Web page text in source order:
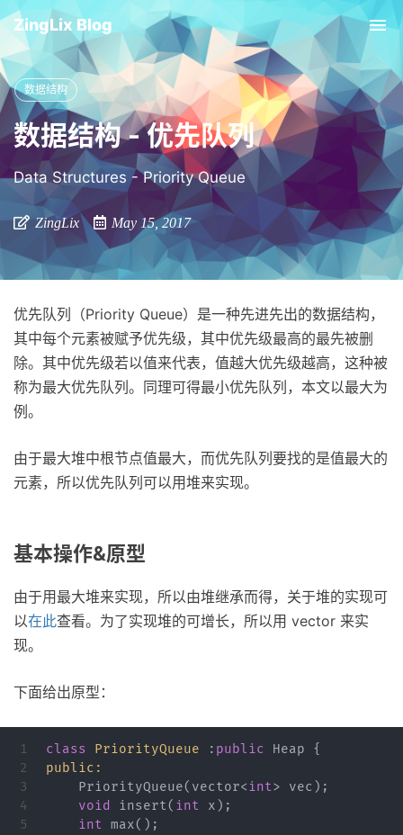
ZingLix Blog
数据结构
数据结构 - 优先队列
Data Structures - Priority Queue
ZingLix May 15, 2017
优先队列（Priority Queue）是一种先进先出的数据结构，
其中每个元素被赋予优先级，其中优先级最高的最先被删
除。其中优先级若以值来代表，值越大优先级越高，这种被
称为最大优先队列。同理可得最小优先队列，本文以最大为
例。
由于最大堆中根节点值最大，而优先队列要找的是值最大的
元素，所以优先队列可以用堆来实现。
基本操作&原型
由于用最大堆来实现，所以由堆继承而得，关于堆的实现可
以在此查看。为了实现堆的可增长，所以用 vector 来实
现。
下面给出原型：
1
2
3
4
5
class PriorityQueue : public Heap
{
public:
PriorityQueue( vector<int> vec );
void
insert( int x );
int max();